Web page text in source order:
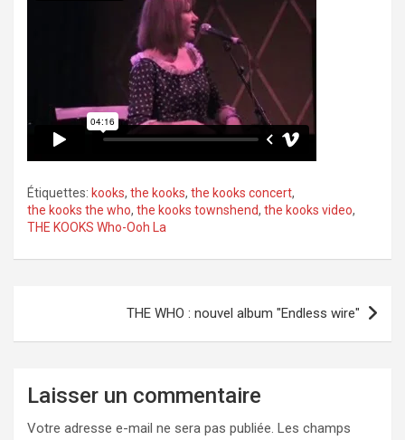
Étiquettes: kooks, the kooks, the kooks concert,
the kooks the who, the kooks townshend, the kooks video,
THE KOOKS Who-Ooh La
THE WHO : nouvel album "Endless wire"
Laisser un commentaire
Votre adresse e-mail ne sera pas publiée. Les champs